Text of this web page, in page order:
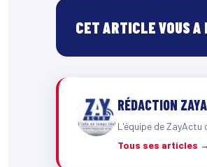
CET ARTICLE VOUS
RÉDACTION
L'équipe de
Tous ses articles →